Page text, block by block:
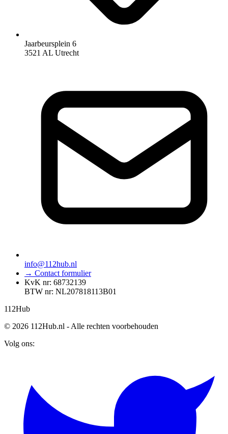
Jaarbeursplein 6
3521 AL Utrecht
info@112hub.nl
→ Contact formulier
KvK nr: 68732139
BTW nr: NL207818113B01
112Hub
© 2026 112Hub.nl - Alle rechten voorbehouden
Volg ons: